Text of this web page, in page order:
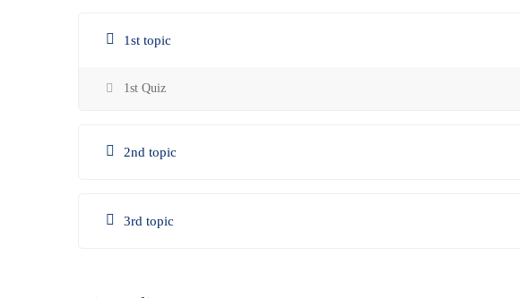
1st topic
1st Quiz
2nd topic
3rd topic